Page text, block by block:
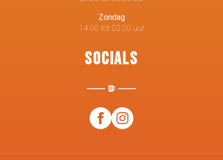
Zondag
14.00 tot 02.00 uur
Socials